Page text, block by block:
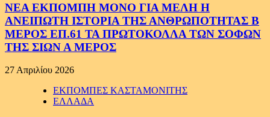
ΝΕΑ ΕΚΠΟΜΠΗ ΜΟΝΟ ΓΙΑ ΜΕΛΗ Η
ΑΝΕΙΠΩΤΗ ΙΣΤΟΡΙΑ ΤΗΣ ΑΝΘΡΩΠΟΤΗΤΑΣ Β
ΜΕΡΟΣ ΕΠ.61 ΤΑ ΠΡΩΤΟΚΟΛΛΑ ΤΩΝ ΣΟΦΩΝ
ΤΗΣ ΣΙΩΝ Α ΜΕΡΟΣ
27 Απριλίου 2026
ΕΚΠΟΜΠΕΣ ΚΑΣΤΑΜΟΝΙΤΗΣ
ΕΛΛΑΔΑ